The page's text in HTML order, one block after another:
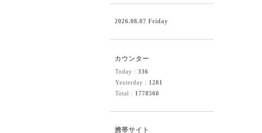
2026.08.07 Friday
カウンター
Today : 336
Yesterday : 1281
Total : 1778560
携帯サイト